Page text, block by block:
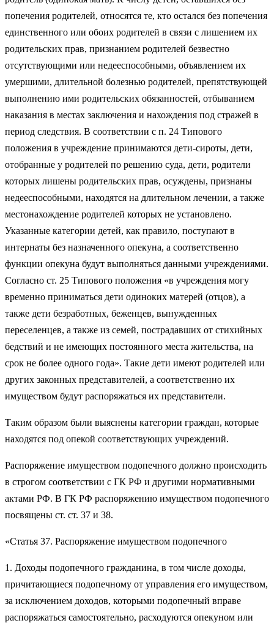
попечения родителей, относятся те, кто остался без попечения
единственного или обоих родителей в связи с лишением их
родительских прав, признанием родителей безвестно
отсутствующими или недееспособными, объявлением их
умершими, длительной болезнью родителей, препятствующей
выполнению ими родительских обязанностей, отбыванием
наказания в местах заключения и нахождения под стражей в
период следствия. В соответствии с п. 24 Типового
положения в учреждение принимаются дети-сироты, дети,
отобранные у родителей по решению суда, дети, родители
которых лишены родительских прав, осуждены, признаны
недееспособными, находятся на длительном лечении, а также
местонахождение родителей которых не установлено.
Указанные категории детей, как правило, поступают в
интернаты без назначенного опекуна, а соответственно
функции опекуна будут выполняться данными учреждениями.
Согласно ст. 25 Типового положения «в учреждения могу
временно приниматься дети одиноких матерей (отцов), а
также дети безработных, беженцев, вынужденных
переселенцев, а также из семей, пострадавших от стихийных
бедствий и не имеющих постоянного места жительства, на
срок не более одного года». Такие дети имеют родителей или
других законных представителей, а соответственно их
имуществом будут распоряжаться их представители.
Таким образом были выяснены категории граждан, которые
находятся под опекой соответствующих учреждений.
Распоряжение имуществом подопечного должно происходить
в строгом соответствии с ГК РФ и другими нормативными
актами РФ. В ГК РФ распоряжению имуществом подопечного
посвящены ст. ст. 37 и 38.
«Статья 37. Распоряжение имуществом подопечного
1. Доходы подопечного гражданина, в том числе доходы,
причитающиеся подопечному от управления его имуществом,
за исключением доходов, которыми подопечный вправе
распоряжаться самостоятельно, расходуются опекуном или